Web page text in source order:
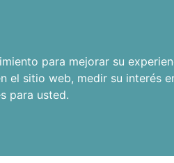
para mejorar su
el sitio web, medir su interés
para usted.